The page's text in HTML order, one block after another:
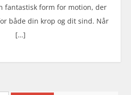
fantastisk form for motion, der
både din krop og dit sind. Når
[…]